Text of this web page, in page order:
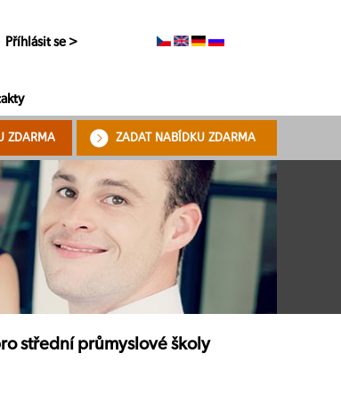
Příhlásit se >
ZDARMA ZADAT NABÍDKU ZDARMA
střední průmyslové školy